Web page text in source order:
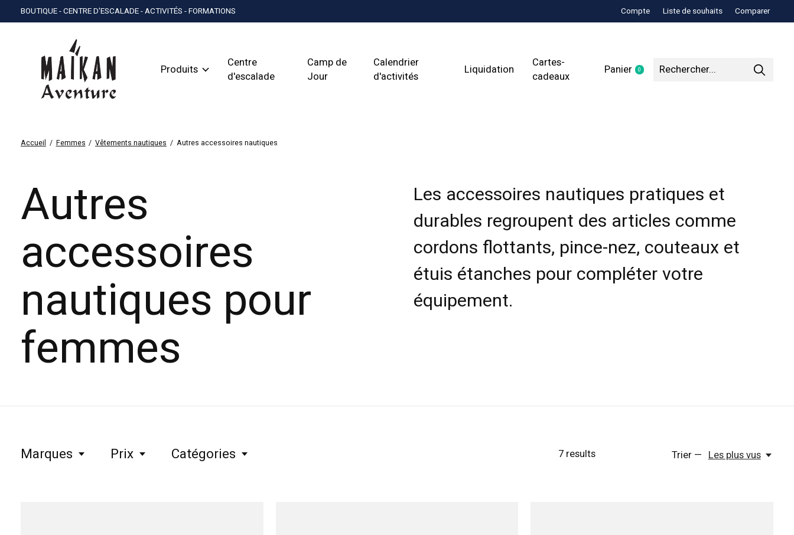
BOUTIQUE - CENTRE D'ESCALADE - ACTIVITÉS - FORMATIONS Compte Liste de souhaits Comparer
Produits
Centre
d'escalade
Camp de
Jour
Calendrier
d'activités
Liquidation
Cartes-
cadeaux
Panier 0items
Accueil / Femmes / Vêtements nautiques / Autres accessoires nautiques
Autres
accessoires
nautiques pour
femmes
Les accessoires nautiques pratiques et
durables regroupent des articles comme
cordons flottants, pince-nez, couteaux et
étuis étanches pour compléter votre
équipement.
Marques Prix Catégories 7results Trier — Les plus vus